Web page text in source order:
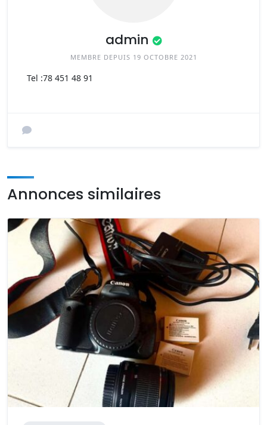
admin
MEMBRE DEPUIS 19 OCTOBRE 2021
Tel :78 451 48 91
Annonces similaires